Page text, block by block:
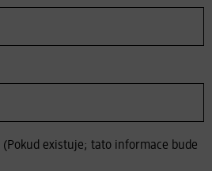
(Pokud existuje; tato informace bude